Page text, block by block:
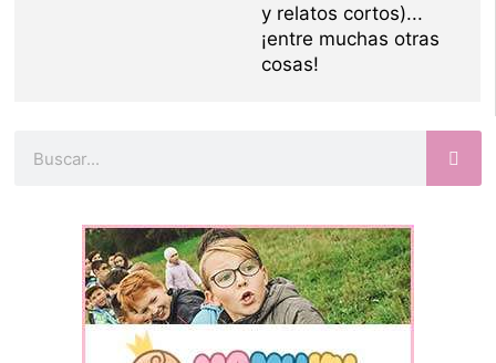
y relatos cortos)...
¡entre muchas otras
cosas!